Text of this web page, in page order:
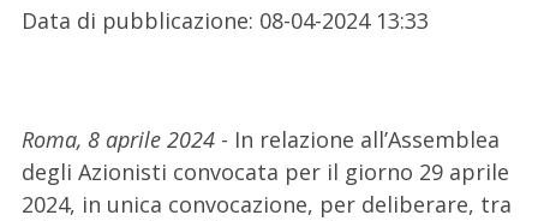
Data di pubblicazione: 08-04-2024 13:33
Roma, 8 aprile 2024 - In relazione all’Assemblea
degli Azionisti convocata per il giorno 29 aprile
2024, in unica convocazione, per deliberare, tra